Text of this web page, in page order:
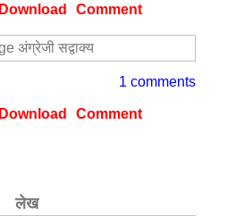
Download Comment
1 comments
Download Comment
लेख